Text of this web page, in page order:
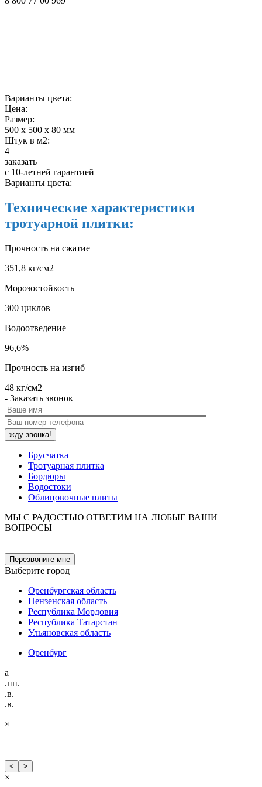
Варианты цвета:
Цена:
Размер:
500 х 500 х 80 мм
Штук в м2:
4
заказать
с 10-летней гарантией
Варианты цвета:
Технические характеристики
тротуарной плитки:
Прочность на сжатие
351,8 кг/см2
Морозостойкость
300 циклов
Водоотведение
96,6%
Прочность на изгиб
48 кг/см2
- Заказать звонок
Брусчатка
Тротуарная плитка
Бордюры
Водостоки
Облицовочные плиты
МЫ С РАДОСТЬЮ ОТВЕТИМ НА ЛЮБЫЕ ВАШИ
ВОПРОСЫ
Перезвоните мне
Выберите город
Оренбургская область
Пензенская область
Республика Мордовия
Республика Татарстан
Ульяновская область
Оренбург
а
.пп.
.в.
.в.
×
< >
×